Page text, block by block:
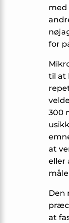
med
for
til at
300
at
eller
Den
at